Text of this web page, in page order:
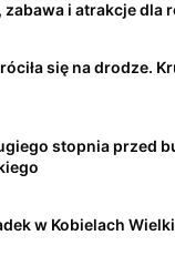
zabawa i atrakcje dla
się na drodze.
stopnia przed
w Kobielach